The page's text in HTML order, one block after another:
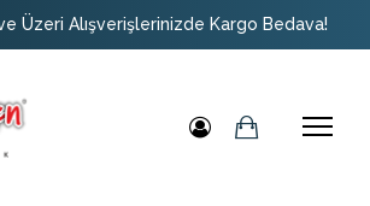
Üzeri Alışverişlerinizde Kargo Bedava!